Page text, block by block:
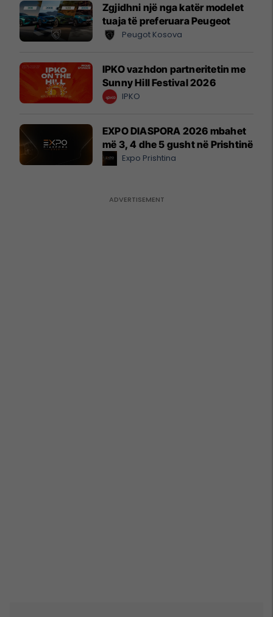
Zgjidhni një nga katër modelet
tuaja të preferuara Peugeot
Peugot Kosova
IPKO vazhdon partneritetin me
Sunny Hill Festival 2026
IPKO
EXPO DIASPORA 2026 mbahet
më 3, 4 dhe 5 gusht në Prishtinë
Expo Prishtina